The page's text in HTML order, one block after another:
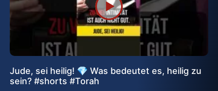
Jude, sei heilig! 💎 Was bedeutet es, heilig zu
sein? #shorts #Torah